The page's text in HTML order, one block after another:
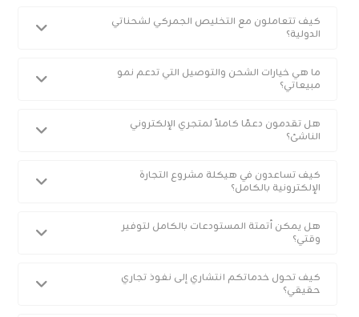
كيف تتعاملون مع التخليص الجمركي لشحناتي
الدولية؟
ما هي خيارات الشحن والتوصيل التي تدعم نمو
مبيعاتي؟
هل تقدمون دعمًا كاملاً لمتجري الإلكتروني
الناشئ؟
كيف تساعدون في هيكلة مشروع التجارة
الإلكترونية بالكامل؟
هل يمكن أتمتة المستودعات بالكامل لتوفير
وقتي؟
كيف تحول خدماتكم انتشاري إلى نفوذ تجاري
حقيقي؟